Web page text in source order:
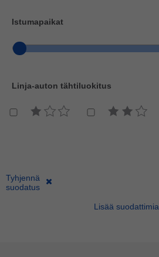
Istumapaikat
Linja-auton tähtiluokitus
Tyhjennä
suodatus
Lisää suodattimia